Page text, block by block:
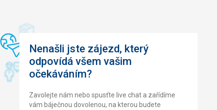
Nenašli jste zájezd, který
odpovídá všem vašim
očekáváním?
Zavolejte nám nebo spusťte live chat a zařídíme
vám báječnou dovolenou, na kterou budete